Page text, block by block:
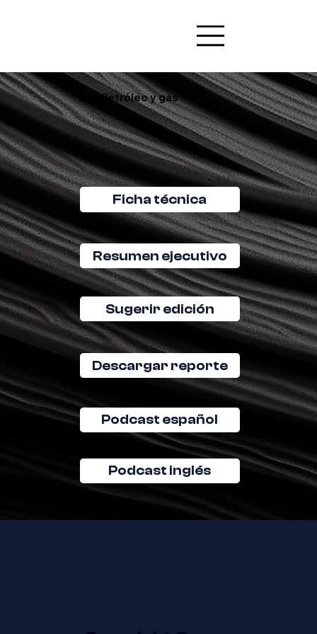
Ficha técnica
Descargar reporte
IA + Petróleo y gas
Resumen ejecutivo
Podcast español
Sugerir edición
Podcast inglés